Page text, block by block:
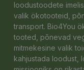
loodustoodete
valik ökotooteid,
transport. Bio4You
tooted, põnevad
mitmekesine valik
kahjustada loodust,